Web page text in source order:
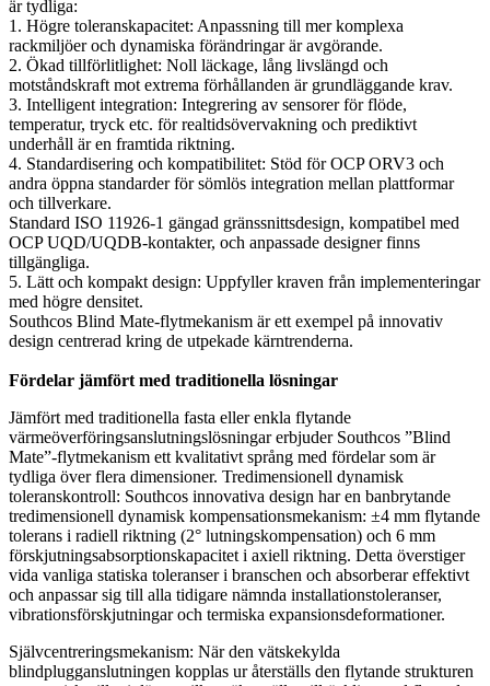
är tydliga:
1. Högre toleranskapacitet: Anpassning till mer komplexa
rackmiljöer och dynamiska förändringar är avgörande.
2. Ökad tillförlitlighet: Noll läckage, lång livslängd och
motståndskraft mot extrema förhållanden är grundläggande krav.
3. Intelligent integration: Integrering av sensorer för flöde,
temperatur, tryck etc. för realtidsövervakning och prediktivt
underhåll är en framtida riktning.
4. Standardisering och kompatibilitet: Stöd för OCP ORV3 och
andra öppna standarder för sömlös integration mellan plattformar
och tillverkare.
Standard ISO 11926-1 gängad gränssnittsdesign, kompatibel med
OCP UQD/UQDB-kontakter, och anpassade designer finns
tillgängliga.
5. Lätt och kompakt design: Uppfyller kraven från implementeringar
med högre densitet.
Southcos Blind Mate-flytmekanism är ett exempel på innovativ
design centrerad kring de utpekade kärntrenderna.
Fördelar jämfört med traditionella lösningar
Jämfört med traditionella fasta eller enkla flytande
värmeöverföringsanslutningslösningar erbjuder Southcos ”Blind
Mate”-flytmekanism ett kvalitativt språng med fördelar som är
tydliga över flera dimensioner. Tredimensionell dynamisk
toleranskontroll: Southcos innovativa design har en banbrytande
tredimensionell dynamisk kompensationsmekanism: ±4 mm flytande
tolerans i radiell riktning (2° lutningskompensation) och 6 mm
förskjutningsabsorptionskapacitet i axiell riktning. Detta överstiger
vida vanliga statiska toleranser i branschen och absorberar effektivt
och anpassar sig till alla tidigare nämnda installationstoleranser,
vibrationsförskjutningar och termiska expansionsdeformationer.
Självcentreringsmekanism: När den vätskekylda
blindplugganslutningen kopplas ur återställs den flytande strukturen